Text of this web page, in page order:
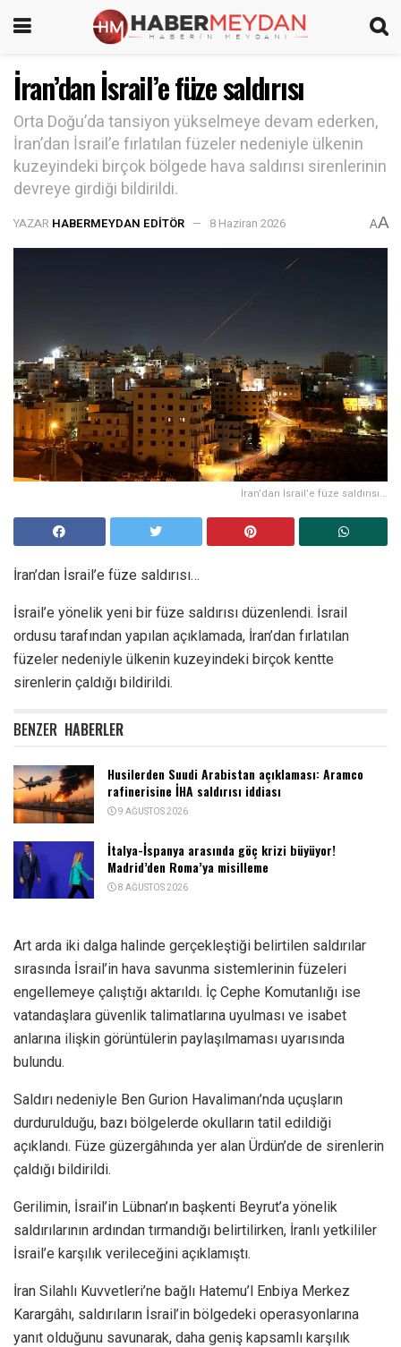
İran’dan İsrail’e füze saldırısı
Orta Doğu’da tansiyon yükselmeye devam ederken,
İran’dan İsrail’e fırlatılan füzeler nedeniyle ülkenin
kuzeyindeki birçok bölgede hava saldırısı sirenlerinin
devreye girdiği bildirildi.
YAZAR HABERMEYDAN EDITÖR 8 Haziran 2026 AA
İran’dan İsrail’e füze saldırısı...
İran’dan İsrail’e füze saldırısı…
İsrail’e yönelik yeni bir füze saldırısı düzenlendi. İsrail
ordusu tarafından yapılan açıklamada, İran’dan fırlatılan
füzeler nedeniyle ülkenin kuzeyindeki birçok kentte
sirenlerin çaldığı bildirildi.
BENZER HABERLER
Husilerden Suudi Arabistan açıklaması: Aramco
rafinerisine İHA saldırısı iddiası
9 AĞUSTOS 2026
İtalya-İspanya arasında göç krizi büyüyor!
Madrid’den Roma’ya misilleme
8 AĞUSTOS 2026
Art arda iki dalga halinde gerçekleştiği belirtilen saldırılar
sırasında İsrail’in hava savunma sistemlerinin füzeleri
engellemeye çalıştığı aktarıldı. İç Cephe Komutanlığı ise
vatandaşlara güvenlik talimatlarına uyulması ve isabet
anlarına ilişkin görüntülerin paylaşılmaması uyarısında
bulundu.
Saldırı nedeniyle Ben Gurion Havalimanı’nda uçuşların
durdurulduğu, bazı bölgelerde okulların tatil edildiği
açıklandı. Füze güzergâhında yer alan Ürdün’de de sirenlerin
çaldığı bildirildi.
Gerilimin, İsrail’in Lübnan’ın başkenti Beyrut’a yönelik
saldırılarının ardından tırmandığı belirtilirken, İranlı yetkililer
İsrail’e karşılık verileceğini açıklamıştı.
İran Silahlı Kuvvetleri’ne bağlı Hatemu’l Enbiya Merkez
Karargâhı, saldırıların İsrail’in bölgedeki operasyonlarına
yanıt olduğunu savunarak, daha geniş kapsamlı karşılık